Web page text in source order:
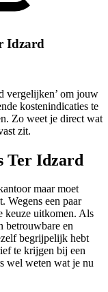
Idzard
vergelijken’ om jouw
kostenindicaties te
Zo weet je direct wat
zit.
Ter Idzard
maar moet
Wegens een paar
keuze uitkomen. Als
betrouwbare en
begrijpelijk hebt
te krijgen bij een
wel weten wat je nu